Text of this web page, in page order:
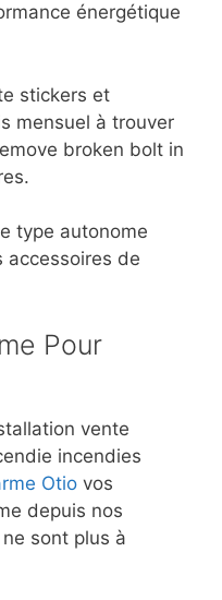
énergétique
stickers et
mensuel à trouver
broken bolt in
type autonome
accessoires de
Pour
vente
incendies
Otio vos
depuis nos
sont plus à